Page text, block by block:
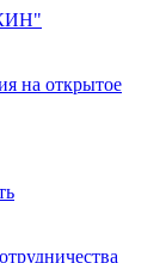
на открытое